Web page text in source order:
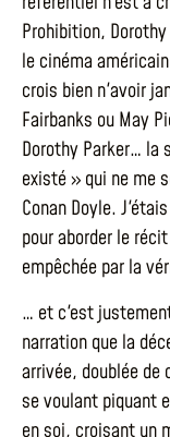
Prohibition,
le cinéma
crois bien n'avoir
Fairbanks ou May
Dorothy Parker… la
existé » qui ne me
Conan Doyle.
pour aborder le
empêchée par la
… et c'est
narration que la
arrivée, doublée de
se voulant piquant
en soi, croisant un